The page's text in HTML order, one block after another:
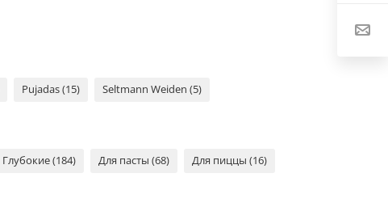
Pujadas (15) Seltmann Weiden (5)
Глубокие (184) Для пасты (68) Для пиццы (16)